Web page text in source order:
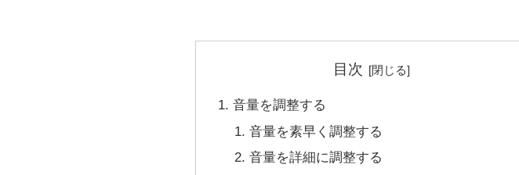
目次
音量を調整する
音量を素早く調整する
音量を詳細に調整する